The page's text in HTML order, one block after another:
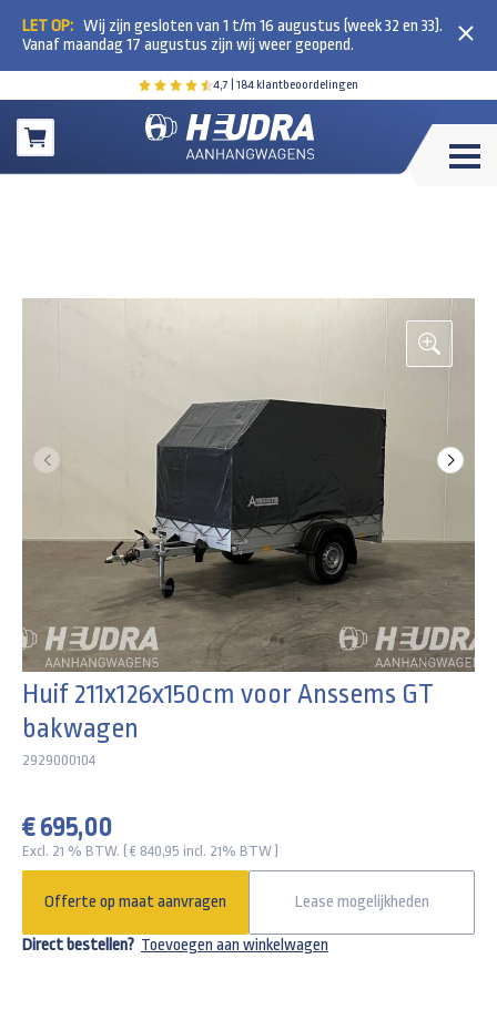
4,7 | 184 klantbeoordelingen
Winkelwagen
LET OP: Wij zijn gesloten van 1 t/m 16 augustus (week 32 en 33).
Vanaf maandag 17 augustus zijn wij weer geopend.
Huif 211x126x150cm voor Anssems GT
bakwagen
2929000104
€ 695,00
Excl. 21 % BTW. ( € 840,95 incl. 21% BTW )
Offerte op maat aanvragen Lease mogelijkheden
Direct bestellen? Toevoegen aan winkelwagen